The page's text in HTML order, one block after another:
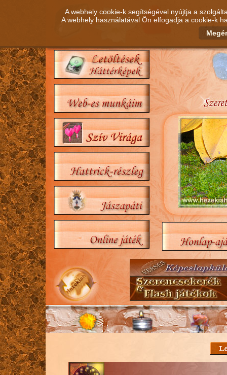
A webhely cookie-k segítségével nyújtja a
A webhely használatával Ön elfogadja a cookie-k